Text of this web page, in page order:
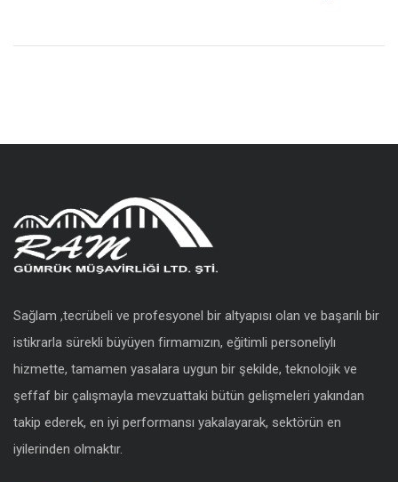
Sağlam ,tecrübeli ve profesyonel bir altyapısı olan ve başarılı bir
istikrarla sürekli büyüyen firmamızın, eğitimli personeliylı
hizmette, tamamen yasalara uygun bir şekilde, teknolojik ve
şeffaf bir çalışmayla mevzuattaki bütün gelişmeleri yakından
takip ederek, en iyi performansı yakalayarak, sektörün en
iyilerinden olmaktır.